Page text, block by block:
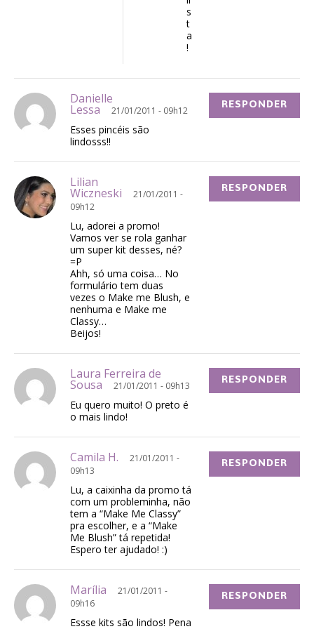
s
t
a
!
Danielle
Lessa 21/01/2011 - 09h12
Esses pincéis são
lindosss!!
RESPONDER
Lilian
Wiczneski
21/01/2011 -
09h12
Lu, adorei a promo!
Vamos ver se rola ganhar
um super kit desses, né?
=P
Ahh, só uma coisa… No
formulário tem duas
vezes o Make me Blush, e
nenhuma e Make me
Classy…
Beijos!
RESPONDER
Laura Ferreira de
Sousa 21/01/2011 - 09h13
Eu quero muito! O preto é
o mais lindo!
RESPONDER
Camila H.
21/01/2011 -
09h13
Lu, a caixinha da promo tá
com um probleminha, não
tem a “Make Me Classy”
pra escolher, e a “Make
Me Blush” tá repetida!
Espero ter ajudado! :)
RESPONDER
Marília
21/01/2011 -
09h16
Essse kits são lindos! Pena
RESPONDER